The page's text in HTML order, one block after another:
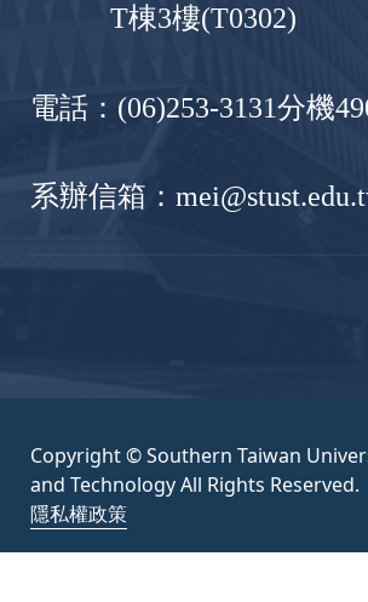
T棟3樓(T0302)
電話：(06)253-3131分機
系辦信箱：
Copyright © Southern Taiwan
and Technology All Rights Reserved.
隱私權政策